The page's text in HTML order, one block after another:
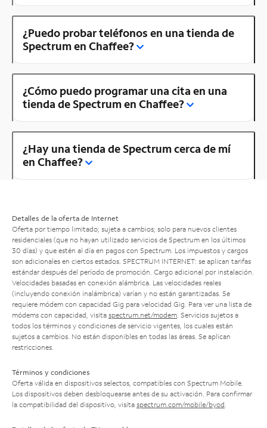
¿Puedo probar teléfonos en una tienda de
Spectrum en Chaffee?
¿Cómo puedo programar una cita en una
tienda de Spectrum en Chaffee?
¿Hay una tienda de Spectrum cerca de mí
en Chaffee?
Detalles de la oferta de Internet
Oferta por tiempo limitado; sujeta a cambios; solo para nuevos clientes
residenciales (que no hayan utilizado servicios de Spectrum en los últimos
30 días) y que estén al día en pagos con Spectrum. Los impuestos y cargos
son adicionales en ciertos estados. SPECTRUM INTERNET: se aplican tarifas
estándar después del período de promoción. Cargo adicional por instalación.
Velocidades basadas en conexión alámbrica. Las velocidades reales
(incluyendo conexión inalámbrica) varían y no están garantizadas. Se
requiere módem con capacidad Gig para velocidad Gig. Para ver una lista de
módems con capacidad, visita spectrum.net/modem . Servicios sujetos a
todos los términos y condiciones de servicio vigentes, los cuales están
sujetos a cambios. No están disponibles en todas las áreas. Se aplican
restricciones.
Términos y condiciones
Oferta válida en dispositivos selectos, compatibles con Spectrum Mobile.
Los dispositivos deben desbloquearse antes de su activación. Para confirmar
la compatibilidad del dispositivo, visita spectrum.com/mobile/byod